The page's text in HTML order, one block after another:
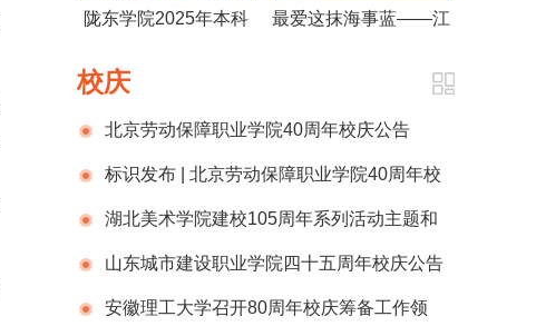
荣耀启幕
陇东学院2025年本科
行》正式发布！
最爱这抹海事蓝——江
校庆
北京劳动保障职业学院40周年校庆公告
（第一号）
标识发布 | 北京劳动保障职业学院40周年校
庆标识揭晓！
湖北美术学院建校105周年系列活动主题和
视觉形象发布
山东城市建设职业学院四十五周年校庆公告
（第1号）
安徽理工大学召开80周年校庆筹备工作领